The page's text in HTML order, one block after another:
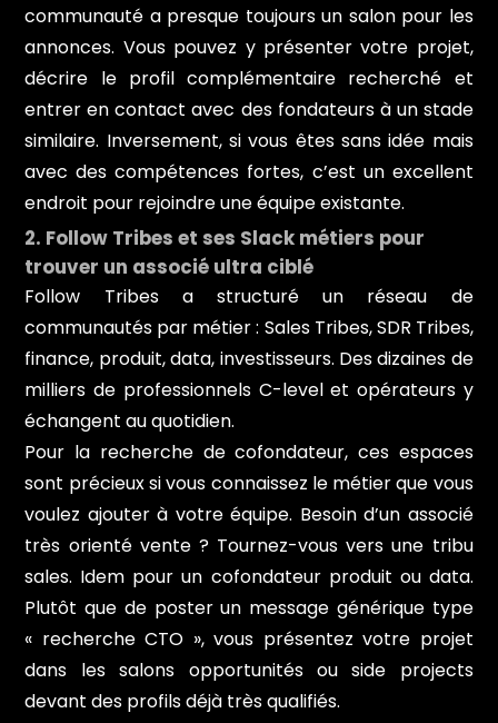
communauté a presque toujours un salon pour les
annonces. Vous pouvez y présenter votre projet,
décrire le profil complémentaire recherché et
entrer en contact avec des fondateurs à un stade
similaire. Inversement, si vous êtes sans idée mais
avec des compétences fortes, c’est un excellent
endroit pour rejoindre une équipe existante.
2. Follow Tribes et ses Slack métiers pour
trouver un associé ultra ciblé
Follow Tribes a structuré un réseau de
communautés par métier : Sales Tribes, SDR Tribes,
finance, produit, data, investisseurs. Des dizaines de
milliers de professionnels C-level et opérateurs y
échangent au quotidien.
Pour la recherche de cofondateur, ces espaces
sont précieux si vous connaissez le métier que vous
voulez ajouter à votre équipe. Besoin d’un associé
très orienté vente ? Tournez-vous vers une tribu
sales. Idem pour un cofondateur produit ou data.
Plutôt que de poster un message générique type
« recherche CTO », vous présentez votre projet
dans les salons opportunités ou side projects
devant des profils déjà très qualifiés.